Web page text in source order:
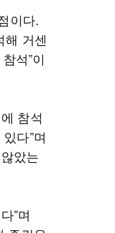
이다.
해 거센
석”이
참석
다”며
았는
”며